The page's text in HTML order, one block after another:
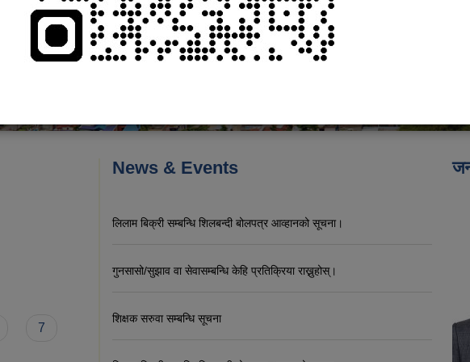
7
News & Events
लिलाम बिक्री सम्बन्धि शिलबन्दी बोलपत्र आव्हानको सूचना।
गुनसासो/सुझाव वा सेवासम्बन्धि केहि प्रतिक्रिया राख्नुहोस्।
शिक्षक सरुवा सम्बन्धि सूचना